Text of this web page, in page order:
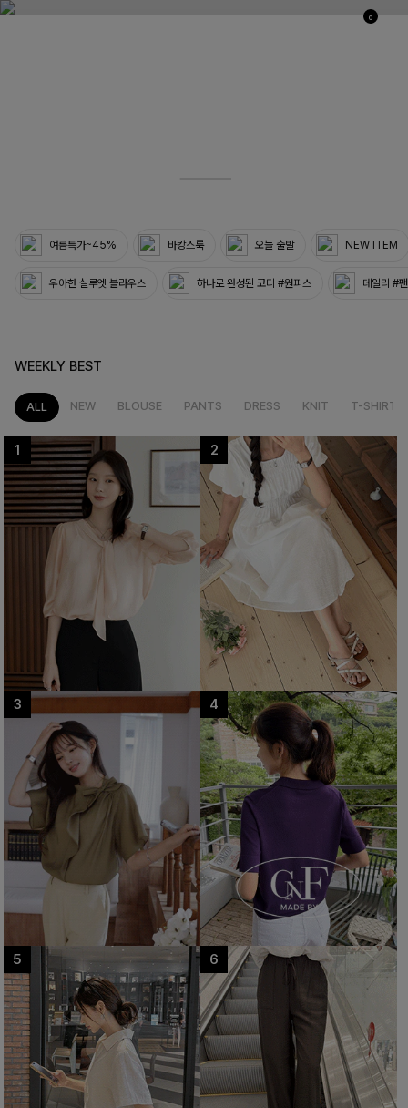
0
여름특가~45% 바캉스룩 오늘 출발 NEW ITEM
우아한 실루엣 블라우스 하나로 완성된 코디 #원피스 데일리 #
WEEKLY BEST
ALL NEW BLOUSE PANTS DRESS KNIT T-SHIRT